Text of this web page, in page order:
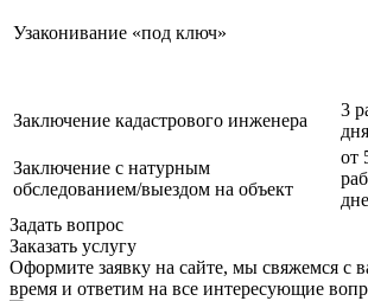
Узаконивание «под ключ»
Заключение кадастрового инженера
3
дня
Заключение с натурным
обследованием/выездом на объект
от
Задать вопрос
Заказать услугу
Оформите заявку на сайте, мы свяжемся с
время и ответим на все интересующие